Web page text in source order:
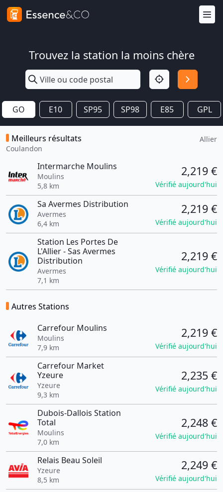
Trouvez la station la moins chère
GO E10 SP95 SP98 E85 GPL
Meilleurs résultats
Coulandon
Allier
Intermarche Moulins
Moulins
5,8 km
2,219 €
Vérifié aujourd'hui
Sa Avermes Distribution
Avermes
6,4 km
2,219 €
Vérifié aujourd'hui
Station Les Portes De
L'Allier - Sas Avermes
Distribution
Avermes
7,1 km
2,219 €
Vérifié aujourd'hui
Autres Stations
Carrefour Moulins
Moulins
7,9 km
2,219 €
Vérifié aujourd'hui
Carrefour Market
Yzeure
Yzeure
9,3 km
2,235 €
Vérifié aujourd'hui
Dubois-Dallois Station
Total
Moulins
7,0 km
2,248 €
Vérifié aujourd'hui
Relais Beau Soleil
Yzeure
8,5 km
2,249 €
Vérifié aujourd'hui